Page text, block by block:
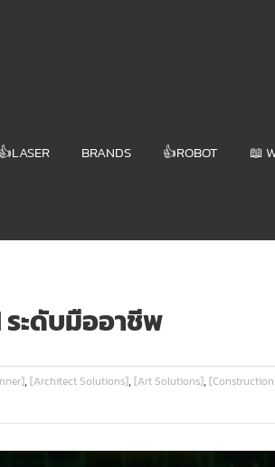
👍LASER BRANDS 👍ROBOT 📖
ระดับมืออาชีพ
,[Architect Solutions],[Art Solutions],